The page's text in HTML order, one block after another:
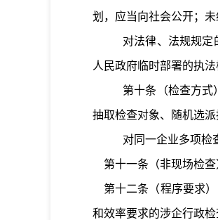
划，应当向社会公开；未
对法律、法规规定
人民政府临时部署的执
第十条 （检查方式
抽取检查对象、随机选
对同一企业多项检
第十一条 （非现场检查
第十二条 （程序要求）
和效率要求的涉企行政检